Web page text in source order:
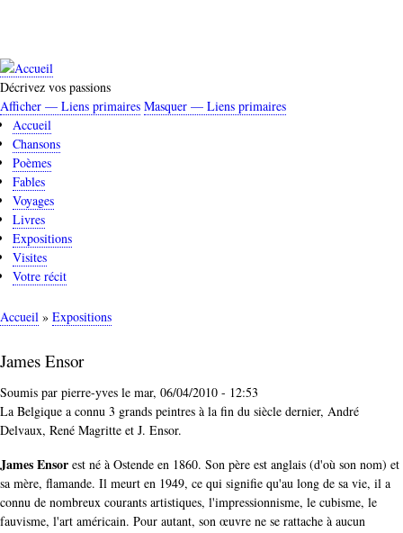
principal
Décrivez vos passions
Liens
primaires
Afficher — Liens primaires Masquer — Liens primaires
Accueil
Chansons
Poèmes
Fables
Voyages
Livres
Expositions
Visites
Votre récit
Fil
d'Ariane
Accueil Expositions
James Ensor
Soumis par pierre-yves le mar, 06/04/2010 - 12:53
La Belgique a connu 3 grands peintres à la fin du siècle dernier, André
Delvaux, René Magritte et J. Ensor.
James Ensor est né à Ostende en 1860. Son père est anglais (d'où son nom) et
sa mère, flamande. Il meurt en 1949, ce qui signifie qu'au long de sa vie, il a
connu de nombreux courants artistiques, l'impressionnisme, le cubisme, le
fauvisme, l'art américain. Pour autant, son œuvre ne se rattache à aucun